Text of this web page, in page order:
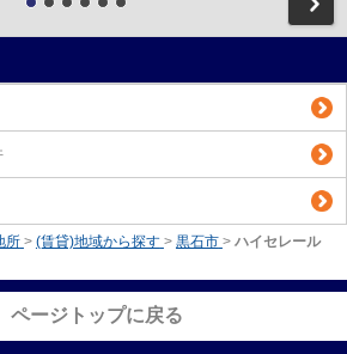
所 > (賃貸)地域から探す > 黒石市 > ハイセレール
ページトップに戻る